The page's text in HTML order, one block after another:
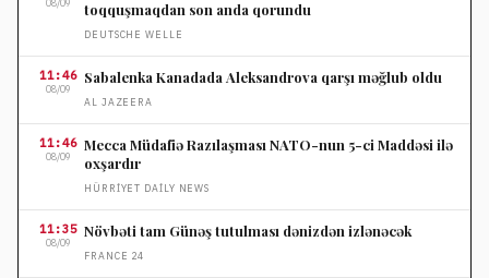
08/09
toqquşmaqdan son anda qorundu
DEUTSCHE WELLE
11:46
08/09
Sabalenka Kanadada Aleksandrova qarşı məğlub oldu
AL JAZEERA
11:46
08/09
Mecca Müdafiə Razılaşması NATO-nun 5-ci Maddəsi ilə
oxşardır
HÜRRIYET DAILY NEWS
11:35
08/09
Növbəti tam Günəş tutulması dənizdən izlənəcək
FRANCE 24